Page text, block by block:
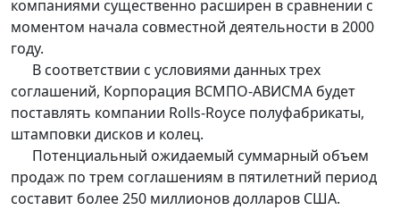
компаниями существенно расширен в сравнении с
моментом начала совместной деятельности в 2000
году.
В соответствии с условиями данных трех
соглашений, Корпорация ВСМПО-АВИСМА будет
поставлять компании Rolls-Royce полуфабрикаты,
штамповки дисков и колец.
Потенциальный ожидаемый суммарный объем
продаж по трем соглашениям в пятилетний период
составит более 250 миллионов долларов США.